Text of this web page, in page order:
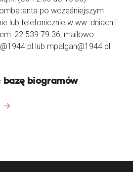
po wcześniejszym
lub telefonicznie w ww. dniach i
22 539 79 36, mailowo:
lub mpalgan@1944.pl
bazę biogramów